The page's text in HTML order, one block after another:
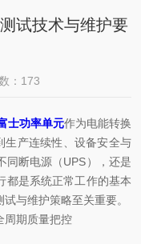
试技术与维护要
：173
士功率单元作为电能转换
生产连续性、设备安全与
同断电源（UPS），还是
都是系统正常工作的基本
与维护策略至关重要。
期质量把控